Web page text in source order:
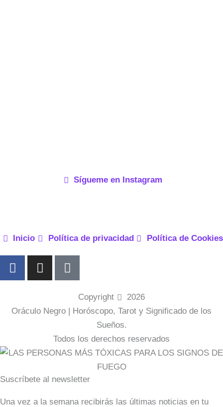
Sígueme en Instagram
Inicio Política de privacidad Política de Cookies
F
a
b
k
I
n
a
a
P
i
e
e
s
p
Copyright
2026
Oráculo Negro | Horóscopo, Tarot y Significado de los
Sueños.
Todos los derechos reservados
Suscríbete al newsletter
Una vez a la semana recibirás las últimas noticias en tu